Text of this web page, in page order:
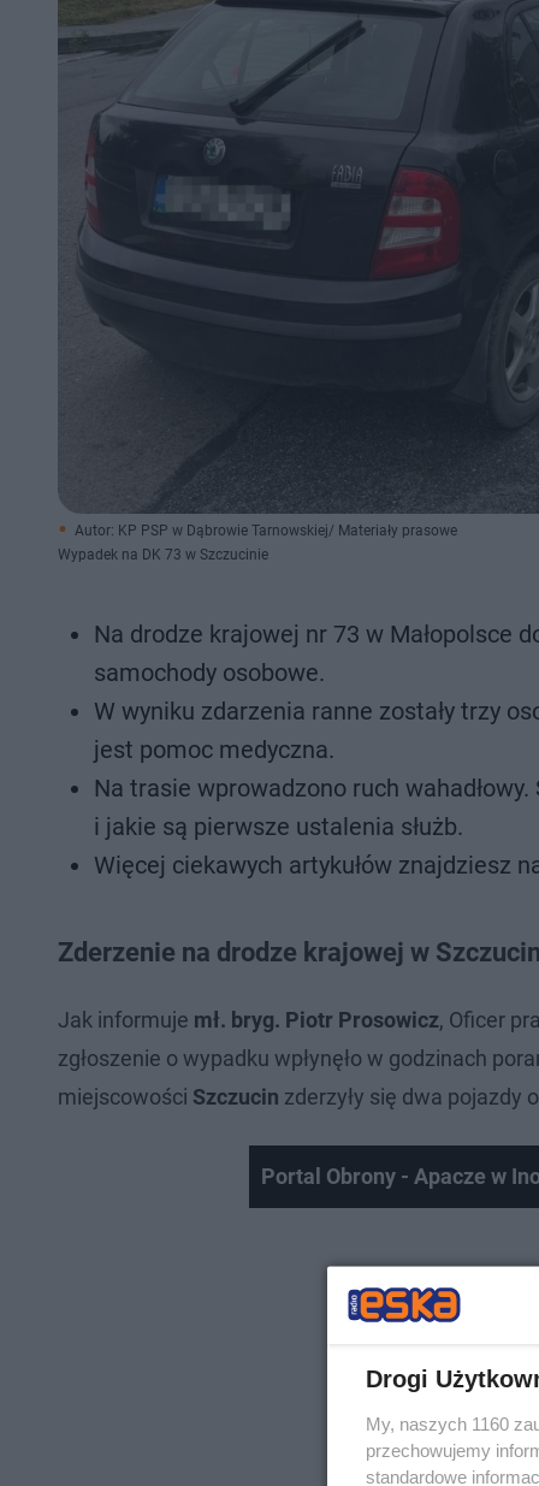
Autor: KP PSP w Dąbrowie Tarnowskiej/ Materiały prasowe
Wypadek na DK 73 w Szczucinie
Na drodze krajowej nr 73 w Małopolsce
samochody osobowe.
W wyniku zdarzenia ranne zostały trzy
jest pomoc medyczna.
Na trasie wprowadzono ruch
i jakie są pierwsze ustalenia służb.
Więcej ciekawych artykułów znajdziesz
Zderzenie na drodze krajowej w
Jak informuje mł. bryg. Piotr Prosowicz, Oficer
zgłoszenie o wypadku wpłynęło w godzinach
miejscowości Szczucin zderzyły się dwa pojazdy
Portal Obrony - Apacze w
Drogi
My, naszych 1160
przechowujemy
standardowe